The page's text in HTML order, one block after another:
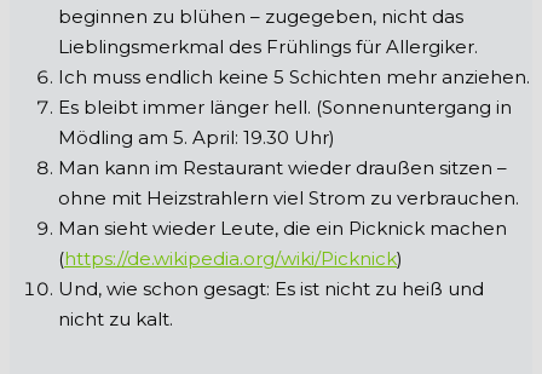
beginnen zu blühen – zugegeben, nicht das
Lieblingsmerkmal des Frühlings für Allergiker.
Ich muss endlich keine 5 Schichten mehr anziehen.
Es bleibt immer länger hell. (Sonnenuntergang in
Mödling am 5. April: 19.30 Uhr)
Man kann im Restaurant wieder draußen sitzen –
ohne mit Heizstrahlern viel Strom zu verbrauchen.
Man sieht wieder Leute, die ein Picknick machen
(https://de.wikipedia.org/wiki/Picknick)
Und, wie schon gesagt: Es ist nicht zu heiß und
nicht zu kalt.